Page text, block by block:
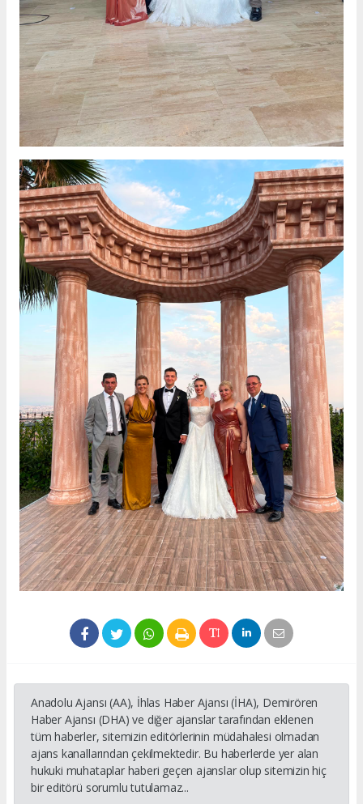
Anadolu Ajansı (AA), İhlas Haber Ajansı (İHA), Demirören
Haber Ajansı (DHA) ve diğer ajanslar tarafından eklenen
tüm haberler, sitemizin editörlerinin müdahalesi olmadan
ajans kanallarından çekilmektedir. Bu haberlerde yer alan
hukuki muhataplar haberi geçen ajanslar olup sitemizin hiç
bir editörü sorumlu tutulamaz...